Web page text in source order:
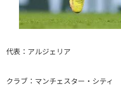
代表：アルジェリア
クラブ：マンチェスター・シティ